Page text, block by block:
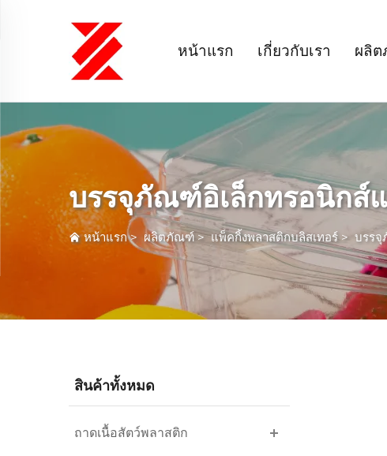
หน้าแรก เกี่ยวกับเรา ผลิ
บรรจุภัณฑ์อิเล็กทรอนิกส์
หน้าแรก>ผลิตภัณฑ์>แพ็คกิ้งพลาสติกบลิสเทอร์> บรรจุ
สินค้าทั้งหมด
ถาดเนื้อสัตว์พลาสติก